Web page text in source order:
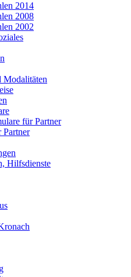
2014
2008
2002
Modalitäten
für Partner
Partner
Hilfsdienste